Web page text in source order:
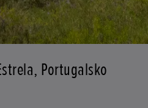
Portugalsko